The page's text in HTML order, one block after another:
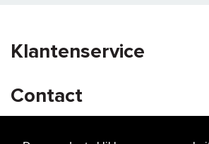
Klantenservice
Contact